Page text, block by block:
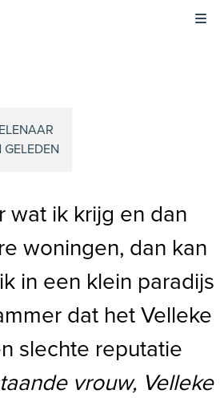
wat ik krijg en dan
woningen, dan kan
in een klein paradijs
dat het Velleke
slechte reputatie
vrouw, Velleke